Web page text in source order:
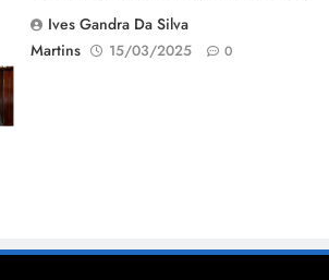
Ives Gandra Da Silva
Martins
15/03/2025 0